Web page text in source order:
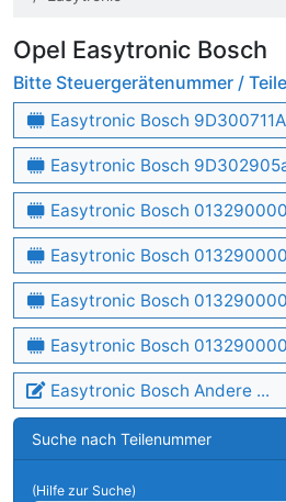
Opel Easytronic Bosch
Bitte Steuergerätenummer /
Easytronic Bosch 9D300711A
Easytronic Bosch
Easytronic Bosch
Easytronic Bosch
Easytronic Bosch
Easytronic Bosch
Easytronic Bosch Andere ...
Suche nach Teilenummer
(Hilfe zur Suche)